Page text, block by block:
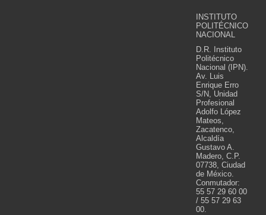
INSTITUTO
POLITÉCNICO
NACIONAL
D.R. Instituto
Politécnico
Nacional (IPN).
Av. Luis
Enrique Erro
S/N, Unidad
Profesional
Adolfo López
Mateos,
Zacatenco,
Alcaldía
Gustavo A.
Madero, C.P.
07738, Ciudad
de México.
Conmutador:
55 57 29 60 00
/ 55 57 29 63
00.